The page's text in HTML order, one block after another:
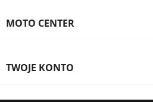
MOTO CENTER
TWOJE KONTO